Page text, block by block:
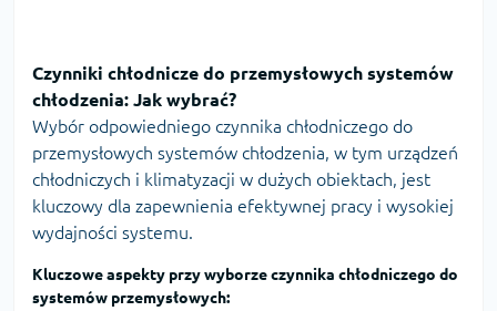
Czynniki chłodnicze do przemysłowych systemów
chłodzenia: Jak wybrać?
Wybór odpowiedniego czynnika chłodniczego do
przemysłowych systemów chłodzenia, w tym urządzeń
chłodniczych i klimatyzacji w dużych obiektach, jest
kluczowy dla zapewnienia efektywnej pracy i wysokiej
wydajności systemu.
Kluczowe aspekty przy wyborze czynnika chłodniczego do
systemów przemysłowych: